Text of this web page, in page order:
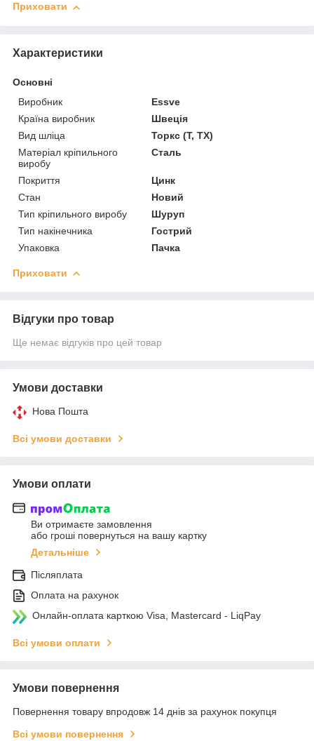
Приховати
Характеристики
Основні
Виробник
Essve
Країна виробник
Швеція
Вид шліца
Торкс (T, TX)
Матеріал кріпильного
виробу
Сталь
Покриття
Цинк
Стан
Новий
Тип кріпильного виробу
Шуруп
Тип накінечника
Гострий
Упаковка
Пачка
Приховати
Відгуки про товар
Ще немає відгуків про цей товар
Умови доставки
Нова Пошта
Всі умови доставки
Умови оплати
Ви отримаєте замовлення
або гроші повернуться на вашу картку
Детальніше
Післяплата
Оплата на рахунок
Онлайн-оплата карткою Visa, Mastercard - LiqPay
Всі умови оплати
Умови повернення
Повернення товару впродовж 14 днів за рахунок покупця
Всі умови повернення